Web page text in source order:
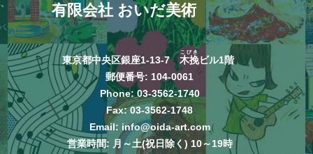
有限会社 おいだ美術
東京都中央区銀座1-13-7木挽
こびき
ビル1階
郵便番号: 104-0061
Phone: 03-3562-1740
Fax: 03-3562-1748
Email: info@oida-art.com
営業時間: 月～土(祝日除く) 10～19時